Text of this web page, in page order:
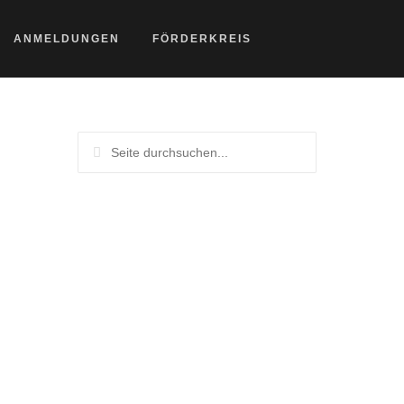
ANMELDUNGEN FÖRDERKREIS